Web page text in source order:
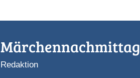
Märchennachmittag
Redaktion